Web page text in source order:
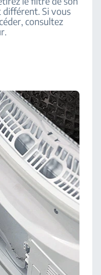
différent. Si vous
consultez